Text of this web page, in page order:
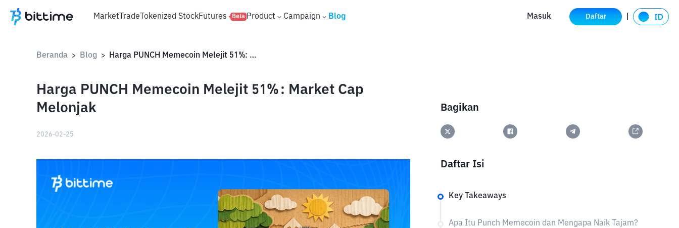
MarketTradeTokenized StockFutures Beta Product Campaign Blog Masuk Daftar
Beranda > Blog > Harga PUNCH Memecoin Melejit 51%: Market Cap Melonjak
Harga PUNCH Memecoin Melejit 51%: Market Cap
Melonjak
2026-02-25
Bagikan
Daftar Isi
Key Takeaways
Apa Itu Punch Memecoin dan Mengapa Naik Tajam?